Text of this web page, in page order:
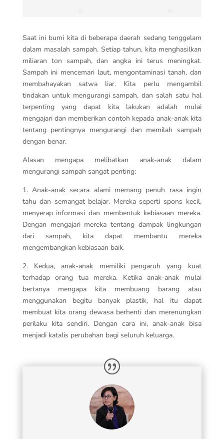
Saat ini bumi kita di beberapa daerah sedang tenggelam
dalam masalah sampah. Setiap tahun, kita menghasilkan
miliaran ton sampah, dan angka ini terus meningkat.
Sampah ini mencemari laut, mengontaminasi tanah, dan
membahayakan satwa liar. Kita perlu mengambil
tindakan untuk mengurangi sampah, dan salah satu hal
terpenting yang dapat kita lakukan adalah mulai
mengajari dan memberikan contoh kepada anak-anak kita
tentang pentingnya mengurangi dan memilah sampah
dengan benar.
Alasan mengapa melibatkan anak-anak dalam
mengurangi sampah sangat penting:
1. Anak-anak secara alami memang penuh rasa ingin
tahu dan semangat belajar. Mereka seperti spons kecil,
menyerap informasi dan membentuk kebiasaan mereka.
Dengan mengajari mereka tentang dampak lingkungan
dari sampah, kita dapat membantu mereka
mengembangkan kebiasaan baik.
2. Kedua, anak-anak memiliki pengaruh yang kuat
terhadap orang tua mereka. Ketika anak-anak mulai
bertanya mengapa kita membuang barang atau
menggunakan begitu banyak plastik, hal itu dapat
membuat kita orang dewasa berhenti dan merenungkan
perilaku kita sendiri. Dengan cara ini, anak-anak bisa
menjadi katalis perubahan bagi seluruh keluarga.